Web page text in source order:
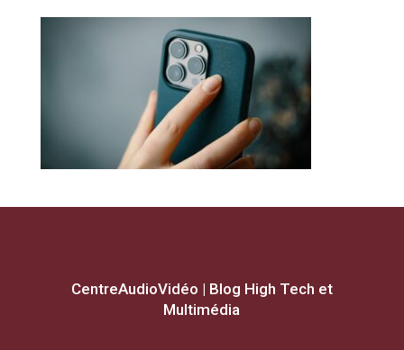
CentreAudioVidéo | Blog High Tech et
Multimédia